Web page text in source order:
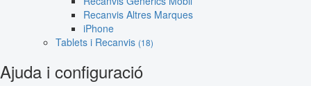
Recanvis Altres Marques
iPhone
Tablets i Recanvis (18)
Ajuda i configuració